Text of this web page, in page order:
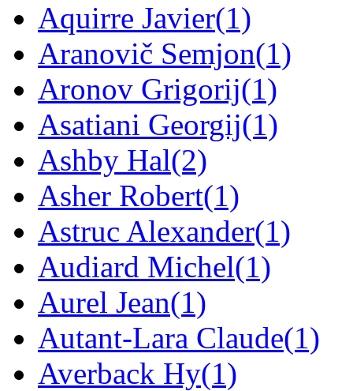
Aquirre Javier(1)
Aranovič Semjon(1)
Aronov Grigorij(1)
Asatiani Georgij(1)
Ashby Hal(2)
Asher Robert(1)
Astruc Alexander(1)
Audiard Michel(1)
Aurel Jean(1)
Autant-Lara Claude(1)
Averback Hy(1)